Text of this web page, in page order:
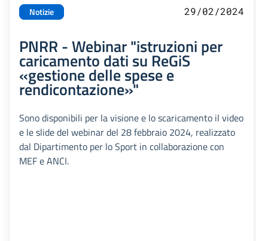
Notizie 29/02/2024
PNRR - Webinar "istruzioni per
caricamento dati su ReGiS
«gestione delle spese e
rendicontazione»"
Sono disponibili per la visione e lo scaricamento il video
e le slide del webinar del 28 febbraio 2024, realizzato
dal Dipartimento per lo Sport in collaborazione con
MEF e ANCI.